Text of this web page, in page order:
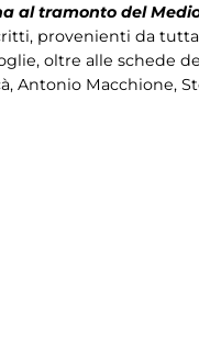
al tramonto del
provenienti da
oltre alle schede
Antonio Macchione,